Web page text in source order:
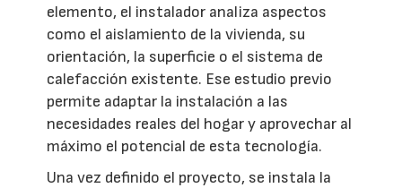
elemento, el instalador analiza aspectos
como el aislamiento de la vivienda, su
orientación, la superficie o el sistema de
calefacción existente. Ese estudio previo
permite adaptar la instalación a las
necesidades reales del hogar y aprovechar al
máximo el potencial de esta tecnología.
Una vez definido el proyecto, se instala la